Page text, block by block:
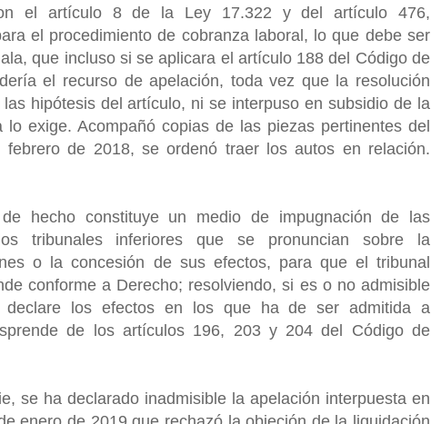
el artículo 8 de la Ley 17.322 y del artículo 476,
el procedimiento de cobranza laboral, lo que debe ser
que incluso si se aplicara el artículo 188 del Código de
el recurso de apelación, toda vez que la resolución
hipótesis del artículo, ni se interpuso en subsidio de la
lo exige. Acompañó copias de las piezas pertinentes del
de 2018, se ordenó traer los autos en relación.
hecho constituye un medio de impugnación de las
tribunales inferiores que se pronuncian sobre la
o la concesión de sus efectos, para que el tribunal
conforme a Derecho; resolviendo, si es o no admisible
los efectos en los que ha de ser admitida a
de los artículos 196, 203 y 204 del Código de
se ha declarado inadmisible la apelación interpuesta en